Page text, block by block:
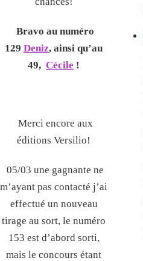
Bravo au numéro
129 Deniz, ainsi qu’au
49, Cécile !
Merci encore aux
éditions Versilio!
05/03 une gagnante ne
m’ayant pas contacté j’ai
effectué un nouveau
tirage au sort, le numéro
153 est d’abord sorti,
mais le concours étant